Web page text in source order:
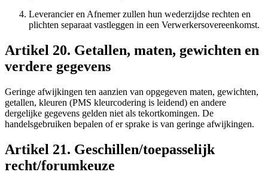
Leverancier en Afnemer zullen hun wederzijdse rechten en
plichten separaat vastleggen in een Verwerkersovereenkomst.
Artikel 20. Getallen, maten, gewichten en
verdere gegevens
Geringe afwijkingen ten aanzien van opgegeven maten, gewichten,
getallen, kleuren (PMS kleurcodering is leidend) en andere
dergelijke gegevens gelden niet als tekortkomingen. De
handelsgebruiken bepalen of er sprake is van geringe afwijkingen.
Artikel 21. Geschillen/toepasselijk
recht/forumkeuze